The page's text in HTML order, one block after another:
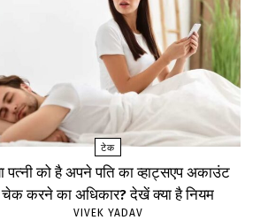
टेक
पत्नी को है अपने पति का व्हाट्सएप अकाउंट
चेक करने का अधिकार? देखें क्या है नियम
VIVEK YADAV